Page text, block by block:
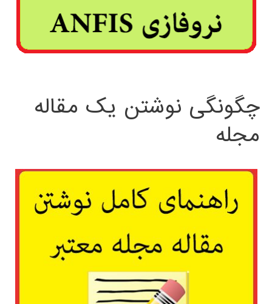
چگونگی نوشتن یک مقاله
مجله